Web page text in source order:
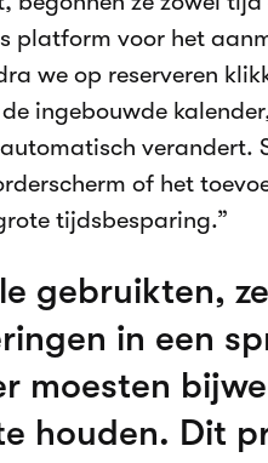
platform voor het
we op reserveren
ingebouwde
verandert.
of het
tijdsbesparing.”
gebruikten,
in een
moesten
houden. Dit